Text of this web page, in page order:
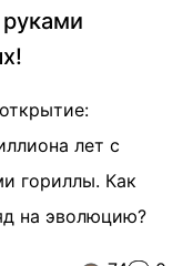
лет с
гориллы. Как
на эволюцию?